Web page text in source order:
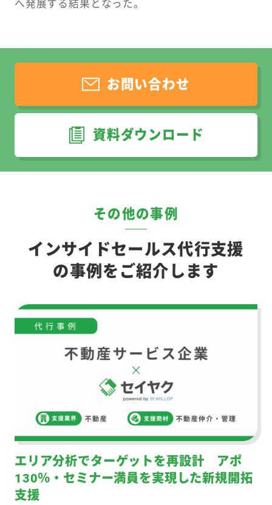
へ発展する結果となった。
お問い合わせ
資料ダウンロード
その他の事例
インサイドセールス代行支援
の事例をご紹介します
エリア分析でターゲットを再設計 アポ
130％・セミナー満員を実現した新規開拓
支援